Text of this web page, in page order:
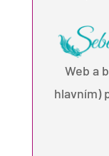
Web a
hlavním)